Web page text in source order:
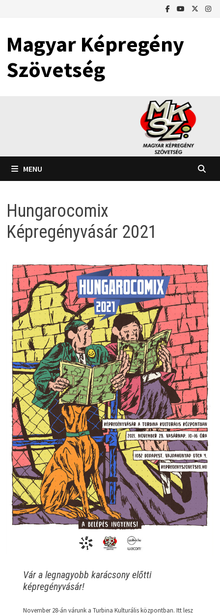
Magyar Képregény
Szövetség
MENU
Hungarocomix
Képregényvásár 2021
Vár a legnagyobb karácsony előtti
képregényvásár!
November 28-án várunk a Turbina Kulturális központban. Itt lesz